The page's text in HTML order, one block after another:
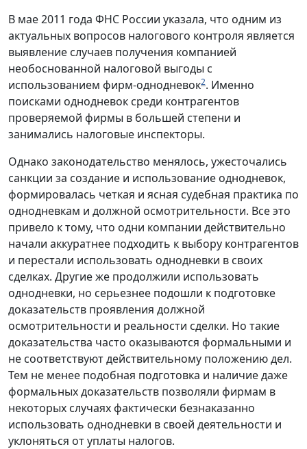
В мае 2011 года ФНС России указала, что одним из
актуальных вопросов налогового контроля является
выявление случаев получения компанией
необоснованной налоговой выгоды с
использованием фирм-однодневок2. Именно
поисками однодневок среди контрагентов
проверяемой фирмы в большей степени и
занимались налоговые инспекторы.
Однако законодательство менялось, ужесточались
санкции за создание и использование однодневок,
формировалась четкая и ясная судебная практика по
однодневкам и должной осмотрительности. Все это
привело к тому, что одни компании действительно
начали аккуратнее подходить к выбору контрагентов
и перестали использовать однодневки в своих
сделках. Другие же продолжили использовать
однодневки, но серьезнее подошли к подготовке
доказательств проявления должной
осмотрительности и реальности сделки. Но такие
доказательства часто оказываются формальными и
не соответствуют действительному положению дел.
Тем не менее подобная подготовка и наличие даже
формальных доказательств позволяли фирмам в
некоторых случаях фактически безнаказанно
использовать однодневки в своей деятельности и
уклоняться от уплаты налогов.